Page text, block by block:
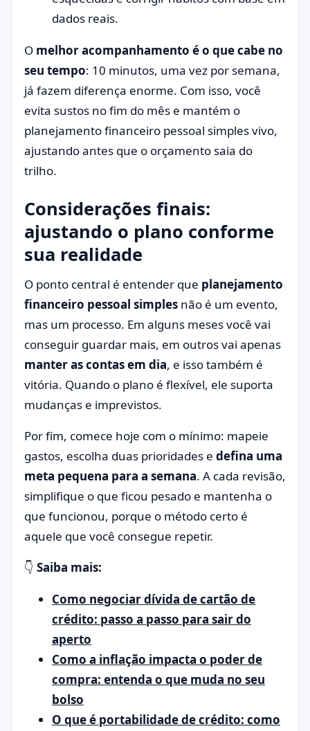
dados reais.
O melhor acompanhamento é o que cabe no
seu tempo: 10 minutos, uma vez por semana,
já fazem diferença enorme. Com isso, você
evita sustos no fim do mês e mantém o
planejamento financeiro pessoal simples vivo,
ajustando antes que o orçamento saia do
trilho.
Considerações finais:
ajustando o plano conforme
sua realidade
O ponto central é entender que planejamento
financeiro pessoal simples não é um evento,
mas um processo. Em alguns meses você vai
conseguir guardar mais, em outros vai apenas
manter as contas em dia, e isso também é
vitória. Quando o plano é flexível, ele suporta
mudanças e imprevistos.
Por fim, comece hoje com o mínimo: mapeie
gastos, escolha duas prioridades e defina uma
meta pequena para a semana. A cada revisão,
simplifique o que ficou pesado e mantenha o
que funcionou, porque o método certo é
aquele que você consegue repetir.
👇 Saiba mais:
Como negociar dívida de cartão de
crédito: passo a passo para sair do
aperto
Como a inflação impacta o poder de
compra: entenda o que muda no seu
bolso
O que é portabilidade de crédito: como